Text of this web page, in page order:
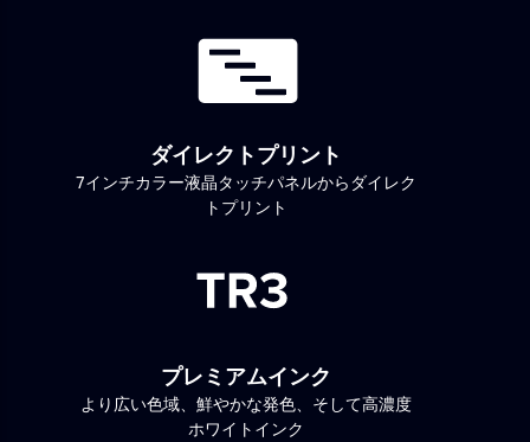
ダイレクトプリント
7インチカラー液晶タッチパネルからダイレク
トプリント
プレミアムインク
より広い色域、鮮やかな発色、そして高濃度
ホワイトインク